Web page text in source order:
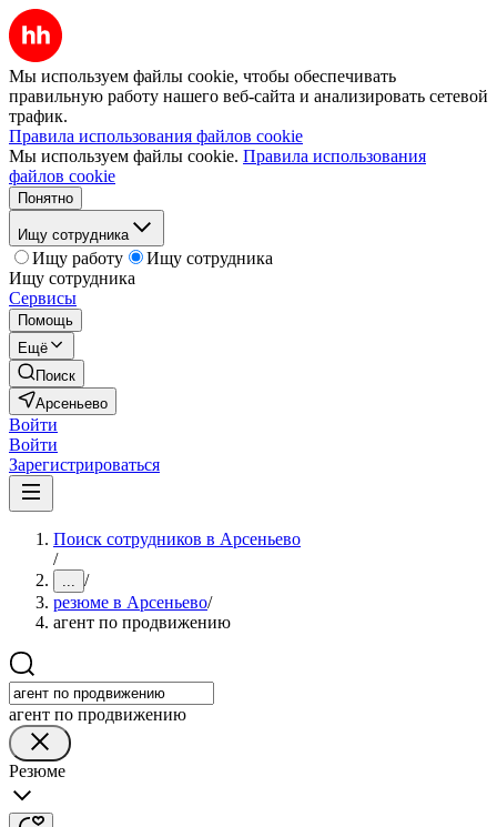
Мы используем файлы cookie, чтобы обеспечивать
правильную работу нашего веб-сайта и анализировать сетевой
трафик.
Правила использования файлов cookie
Мы используем файлы cookie. Правила использования
файлов cookie
Понятно
Ищу сотрудника
Ищу работу
Ищу сотрудника
Ищу сотрудника
Сервисы
Помощь
Ещё
Поиск
Арсеньево
Войти
Войти
Зарегистрироваться
Поиск сотрудников в Арсеньево
/
... /
резюме в Арсеньево/
агент по продвижению
агент по продвижению
Резюме